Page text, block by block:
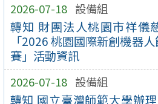
2026-07-18 設備組
轉知 財團法人桃園市祥儀
「2026 桃園國際新創機器
賽」活動資訊
2026-07-18 設備組
轉知 國立臺灣師範大學辦